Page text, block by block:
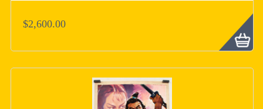
$2,600.00